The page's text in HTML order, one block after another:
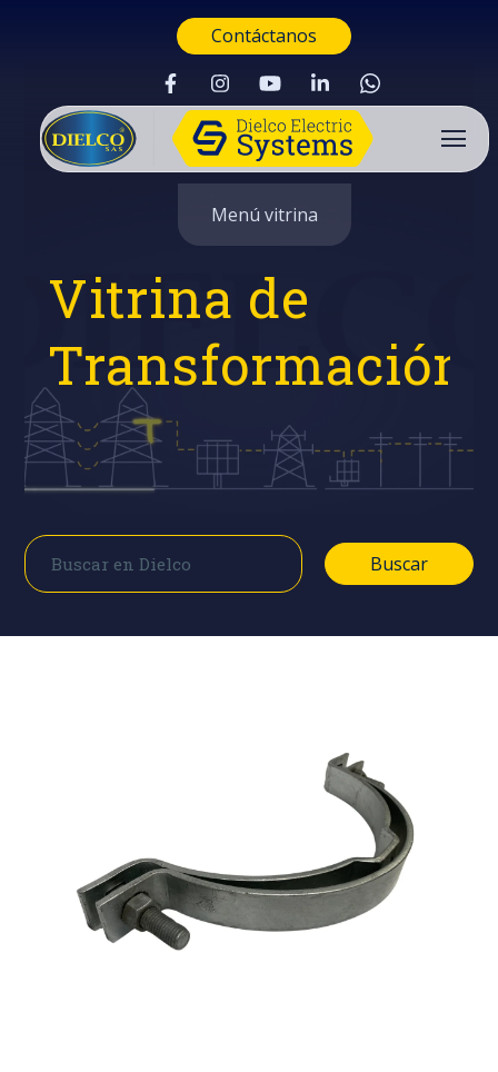
Contáctanos
Buscar
Menú vitrina
Vitrina de
Transformación
Buscar
Buscar